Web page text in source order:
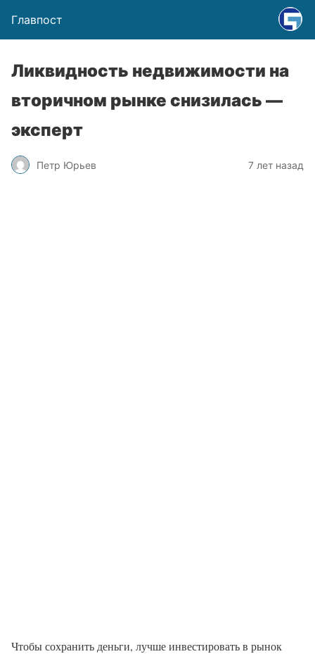
Главпост
Ликвидность недвижимости на
вторичном рынке снизилась —
эксперт
Петр Юрьев 7 лет назад
Чтобы сохранить деньги, лучше инвестировать в рынок